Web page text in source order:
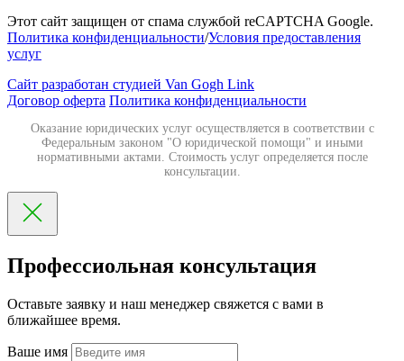
Этот сайт защищен от спама службой reCAPTCHA Google.
Политика конфиденциальности/Условия предоставления
услуг
Сайт разработан студией Van Gogh Link
Договор оферта Политика конфиденциальности
Оказание юридических услуг осуществляется в соответствии с
Федеральным законом "О юридической помощи" и иными
нормативными актами. Стоимость услуг определяется после
консультации.
Профессиольная консультация
Оставьте заявку и наш менеджер свяжется с вами в
ближайшее время.
Ваше имя